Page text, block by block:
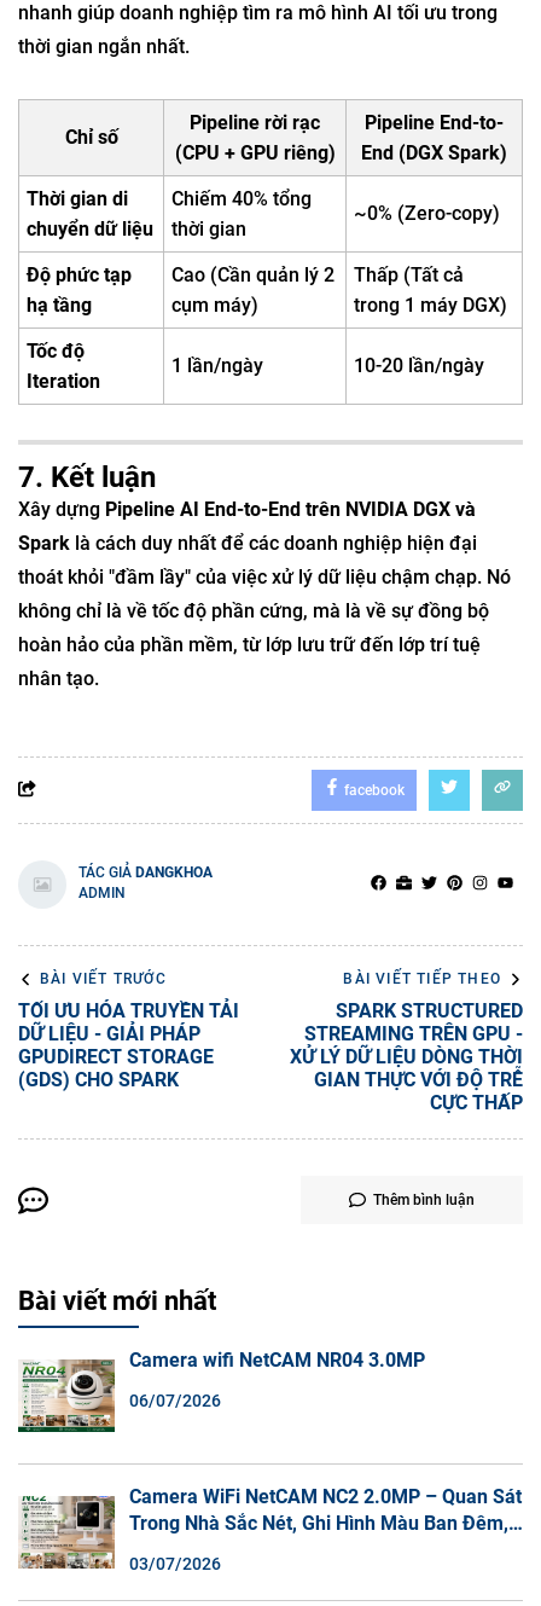
nhanh giúp doanh nghiệp tìm ra mô hình AI tối ưu trong
thời gian ngắn nhất.
Chỉ số
Pipeline rời rạc
(CPU + GPU riêng)
Pipeline End-to-
End (DGX Spark)
Thời gian di
chuyển dữ liệu
Chiếm 40% tổng
thời gian
~0% (Zero-copy)
Độ phức tạp
hạ tầng
Cao (Cần quản lý 2
cụm máy)
Thấp (Tất cả
trong 1 máy DGX)
Tốc độ
Iteration
1 lần/ngày 10-20 lần/ngày
7. Kết luận
Xây dựng Pipeline AI End-to-End trên NVIDIA DGX và
Spark là cách duy nhất để các doanh nghiệp hiện đại
thoát khỏi "đầm lầy" của việc xử lý dữ liệu chậm chạp. Nó
không chỉ là về tốc độ phần cứng, mà là về sự đồng bộ
hoàn hảo của phần mềm, từ lớp lưu trữ đến lớp trí tuệ
nhân tạo.
facebook
TÁC GIẢ DANGKHOA
ADMIN
BÀI VIẾT TRƯỚC
TỐI ƯU HÓA TRUYỀN TẢI
DỮ LIỆU - GIẢI PHÁP
GPUDIRECT STORAGE
(GDS) CHO SPARK
BÀI VIẾT TIẾP THEO
SPARK STRUCTURED
STREAMING TRÊN GPU -
XỬ LÝ DỮ LIỆU DÒNG THỜI
GIAN THỰC VỚI ĐỘ TRỄ
CỰC THẤP
Thêm bình luận
Bài viết mới nhất
Camera wifi NetCAM NR04 3.0MP
06/07/2026
Camera WiFi NetCAM NC2 2.0MP – Quan Sát
Trong Nhà Sắc Nét, Ghi Hình Màu Ban Đêm,
03/07/2026